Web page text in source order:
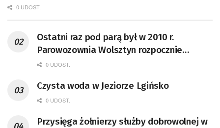
0 UDOST.
Ostatni raz pod parą był w 2010 r.
Parowozownia Wolsztyn rozpocznie
remont unikatowego Tr5-65
0 UDOST.
Czysta woda w Jeziorze Lgińsko
0 UDOST.
Przysięga żołnierzy służby dobrowolnej w